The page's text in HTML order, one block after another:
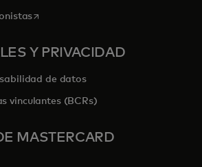
se abre en una pestaña nueva
Y PRIVACIDAD
de datos
vinculantes (BCRs)
MASTERCARD
en una pestaña nueva